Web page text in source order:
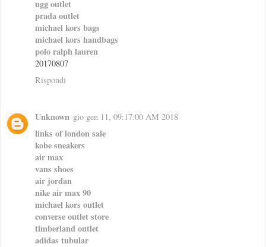
ugg outlet
prada outlet
michael kors bags
michael kors handbags
polo ralph lauren
20170807
Rispondi
Unknown gio gen 11, 09:17:00 AM 2018
links of london sale
kobe sneakers
air max
vans shoes
air jordan
nike air max 90
michael kors outlet
converse outlet store
timberland outlet
adidas tubular